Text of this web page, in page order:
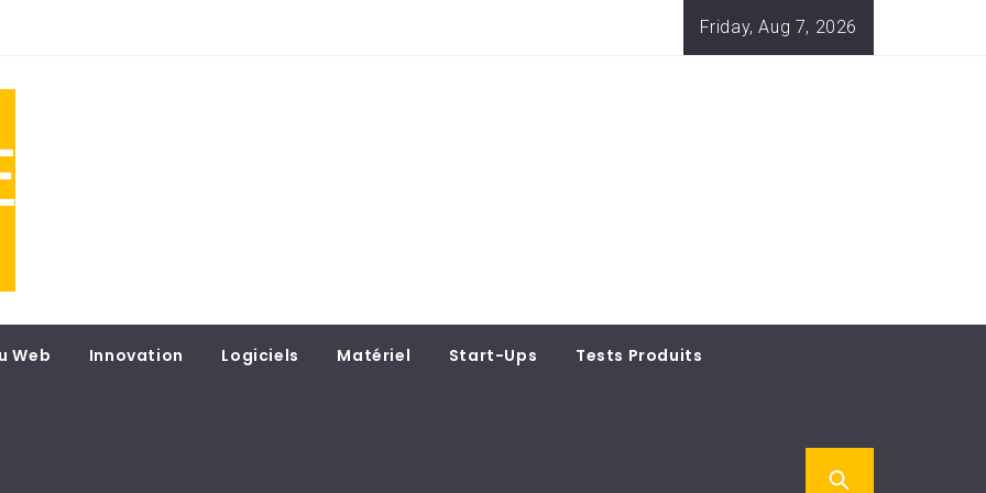
Friday, Aug 7, 2026
Web Innovation Logiciels Matériel Start-Ups Tests Produits